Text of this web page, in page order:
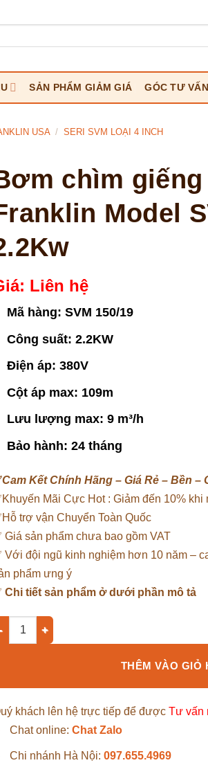
SẢN PHẨM GIẢM GIÁ GÓC TƯ VẤN
USA / SERI SVM LOẠI 4 INCH
chìm giếng
Model
Liên hệ
Mã hàng: SVM 150/19
Công suất: 2.2KW
Điện áp: 380V
Cột áp max: 109m
Lưu lượng max: 9 m³/h
Bảo hành: 24 tháng
Cam Kết Chính Hãng – Giá Rẻ – Bền –
Mãi Cực Hot : Giảm đến 10%
trợ vận Chuyển Toàn Quốc
Giá sản phẩm chưa bao gồm VAT
Với đội ngũ kinh nghiệm hơn 10 năm –
phẩm ưng ý
Chi tiết sản phẩm ở dưới phần mô tả
chìm giếng khoan Franklin Model SVM
THÊM VÀO GIỎ
khách lên hệ trực tiếp để đượcTư vấn
Chat online: Chat Zalo
Chi nhánh Hà Nội: 097.655.4969